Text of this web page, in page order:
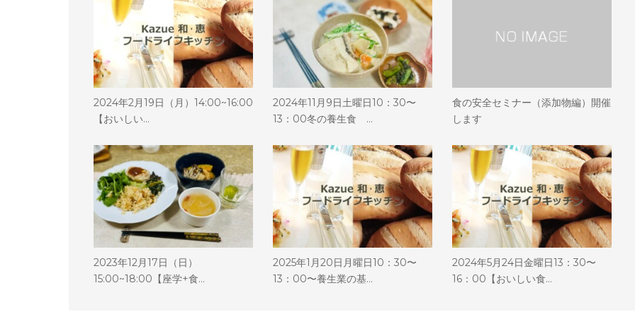
2024年2月19日（月）14:00~16:00
【おいしい…
2024年11月9日土曜日10：30〜
13：00冬の養生食 …
食の安全セミナー（添加物編）開催
します
2023年12月17日（日）
15:00~18:00【座学+食…
2025年1月20日月曜日10：30〜
13：00〜養生業の基…
2024年5月24日金曜日13：30〜
16：00【おいしい食…